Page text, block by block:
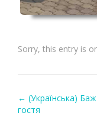
Sorry, this entry is
Post
← (Українська)
гостя